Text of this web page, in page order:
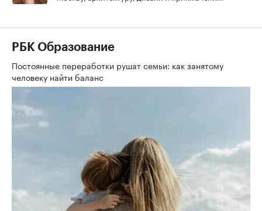
РБК Образование
Постоянные переработки рушат семьи: как занятому
человеку найти баланс